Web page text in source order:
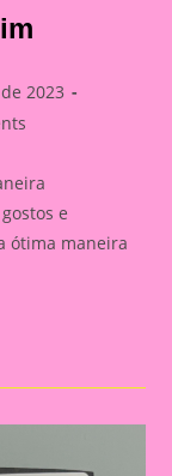
2023
e
ótima maneira